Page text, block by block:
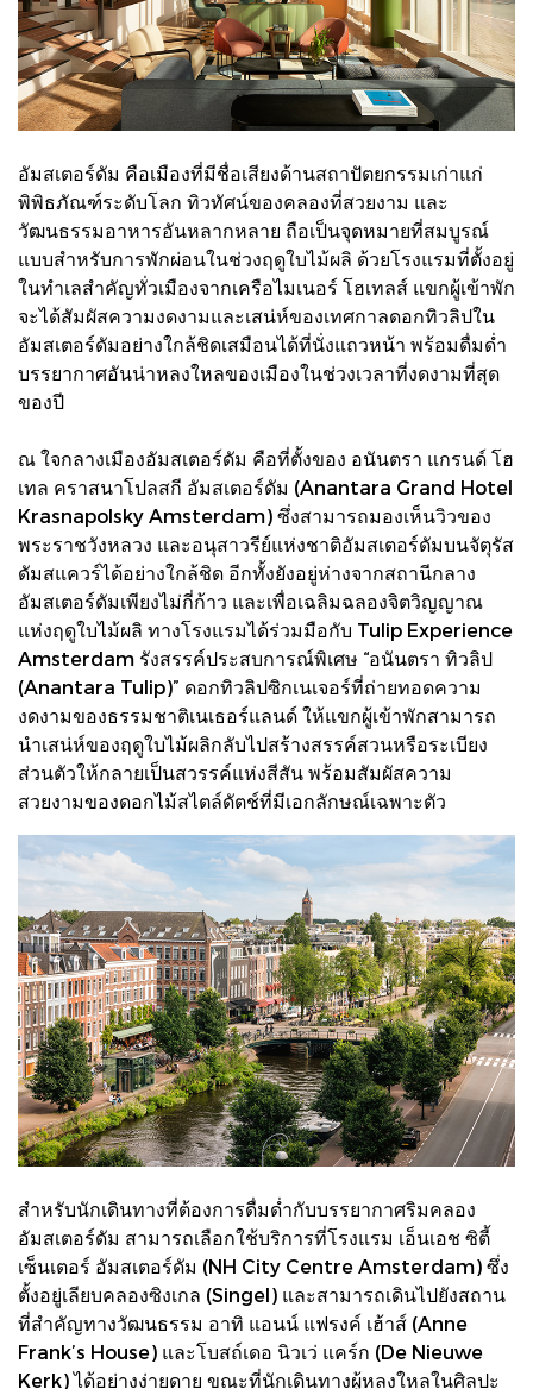
อัมสเตอร์ดัม คือเมืองที่มีชื่อเสียงด้านสถาปัตยกรรมเก่าแก่
พิพิธภัณฑ์ระดับโลก ทิวทัศน์ของคลองที่สวยงาม และ
วัฒนธรรมอาหารอันหลากหลาย ถือเป็นจุดหมายที่สมบูรณ์
แบบสำหรับการพักผ่อนในช่วงฤดูใบไม้ผลิ ด้วยโรงแรมที่ตั้งอยู่
ในทำเลสำคัญทั่วเมืองจากเครือไมเนอร์ โฮเทลส์ แขกผู้เข้าพัก
จะได้สัมผัสความงดงามและเสน่ห์ของเทศกาลดอกทิวลิปใน
อัมสเตอร์ดัมอย่างใกล้ชิดเสมือนได้ที่นั่งแถวหน้า พร้อมดื่มด่ำ
บรรยากาศอันน่าหลงใหลของเมืองในช่วงเวลาที่งดงามที่สุด
ของปี
ณ ใจกลางเมืองอัมสเตอร์ดัม คือที่ตั้งของ อนันตรา แกรนด์ โฮ
เทล คราสนาโปลสกี อัมสเตอร์ดัม (Anantara Grand Hotel
Krasnapolsky Amsterdam) ซึ่งสามารถมองเห็นวิวของ
พระราชวังหลวง และอนุสาวรีย์แห่งชาติอัมสเตอร์ดัมบนจัตุรัส
ดัมสแควร์ได้อย่างใกล้ชิด อีกทั้งยังอยู่ห่างจากสถานีกลาง
อัมสเตอร์ดัมเพียงไม่กี่ก้าว และเพื่อเฉลิมฉลองจิตวิญญาณ
แห่งฤดูใบไม้ผลิ ทางโรงแรมได้ร่วมมือกับ Tulip Experience
Amsterdam รังสรรค์ประสบการณ์พิเศษ “อนันตรา ทิวลิป
(Anantara Tulip)” ดอกทิวลิปซิกเนเจอร์ที่ถ่ายทอดความ
งดงามของธรรมชาติเนเธอร์แลนด์ ให้แขกผู้เข้าพักสามารถ
นำเสน่ห์ของฤดูใบไม้ผลิกลับไปสร้างสรรค์สวนหรือระเบียง
ส่วนตัวให้กลายเป็นสวรรค์แห่งสีสัน พร้อมสัมผัสความ
สวยงามของดอกไม้สไตล์ดัตช์ที่มีเอกลักษณ์เฉพาะตัว
สำหรับนักเดินทางที่ต้องการดื่มด่ำกับบรรยากาศริมคลอง
อัมสเตอร์ดัม สามารถเลือกใช้บริการที่โรงแรม เอ็นเอช ซิตี้
เซ็นเตอร์ อัมสเตอร์ดัม (NH City Centre Amsterdam) ซึ่ง
ตั้งอยู่เลียบคลองซิงเกล (Singel) และสามารถเดินไปยังสถาน
ที่สำคัญทางวัฒนธรรม อาทิ แอนน์ แฟรงค์ เฮ้าส์ (Anne
Frank’s House) และโบสถ์เดอ นิวเว่ แคร์ก (De Nieuwe
Kerk) ได้อย่างง่ายดาย ขณะที่นักเดินทางผู้หลงใหลในศิลปะ